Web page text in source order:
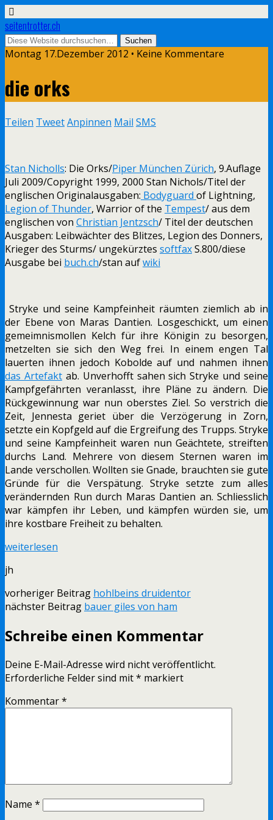
seitentrotter.ch
Montag 17.Dezember 2012 • Keine Kommentare
die orks
Teilen TweetAnpinnen Mail SMS
Stan Nicholls: Die Orks/Piper München Zürich, 9.Auflage
Juli 2009/Copyright 1999, 2000 Stan Nichols/Titel der
englischen Originalausgaben: Bodyguard of Lightning,
Legion of Thunder, Warrior of the Tempest/ aus dem
englischen von Christian Jentzsch/ Titel der deutschen
Ausgaben: Leibwächter des Blitzes, Legion des Donners,
Krieger des Sturms/ ungekürztes softfaxS.800/diese
Ausgabe bei buch.ch/stan aufwiki
Stryke und seine Kampfeinheit räumten ziemlich ab in
der Ebene von Maras Dantien. Losgeschickt, um einen
gemeimnismollen Kelch für ihre Königin zu besorgen,
metzelten sie sich den Weg frei. In einem engen Tal
lauerten ihnen jedoch Kobolde auf und nahmen ihnen
das Artefaktab. Unverhofft sahen sich Stryke und seine
Kampfgefährten veranlasst, ihre Pläne zu ändern. Die
Rückgewinnung war nun oberstes Ziel. So verstrich die
Zeit, Jennesta geriet über die Verzögerung in Zorn,
setzte ein Kopfgeld auf die Ergreifung des Trupps. Stryke
und seine Kampfeinheit waren nun Geächtete, streiften
durchs Land. Mehrere von diesem Sternen waren im
Lande verschollen. Wollten sie Gnade, brauchten sie gute
Gründe für die Verspätung. Stryke setzte zum alles
verändernden Run durch Maras Dantien an. Schliesslich
war kämpfen ihr Leben, und kämpfen würden sie, um
ihre kostbare Freiheit zu behalten.
weiterlesen
jh
vorheriger Beitrag hohlbeins druidentor
nächster Beitrag bauer giles von ham
Schreibe einen Kommentar
Deine E-Mail-Adresse wird nicht veröffentlicht.
Erforderliche Felder sind mit* markiert
Kommentar*
Name *